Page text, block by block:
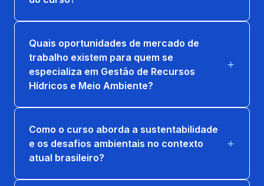
Quais oportunidades de mercado de
trabalho existem para quem se
especializa em Gestão de Recursos
Hídricos e Meio Ambiente?
Como o curso aborda a sustentabilidade
e os desafios ambientais no contexto
atual brasileiro?